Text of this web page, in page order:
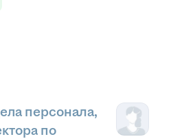
персонала,
по